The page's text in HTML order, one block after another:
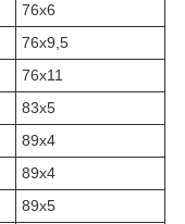
76х6
76х9,5
76х11
83х5
89х4
89х4
89х5